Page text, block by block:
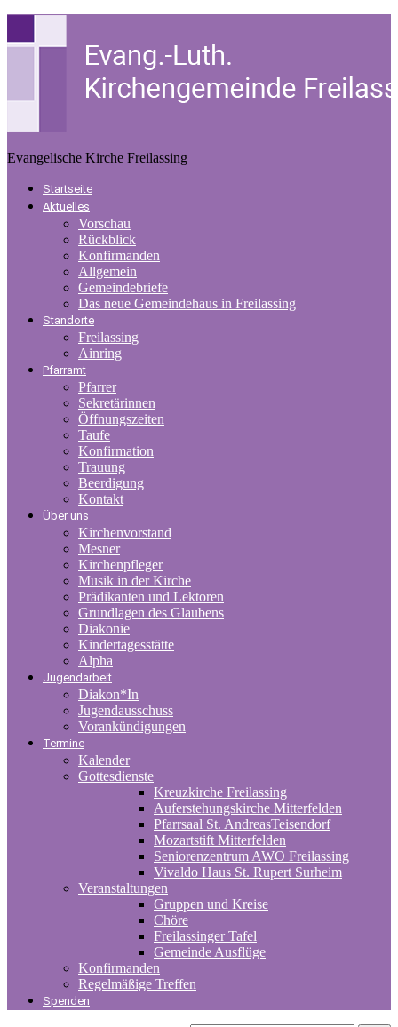
Evangelische Kirche Freilassing
Startseite
Aktuelles
Vorschau
Rückblick
Konfirmanden
Allgemein
Gemeindebriefe
Das neue Gemeindehaus in Freilassing
Standorte
Freilassing
Ainring
Pfarramt
Pfarrer
Sekretärinnen
Öffnungszeiten
Taufe
Konfirmation
Trauung
Beerdigung
Kontakt
Über uns
Kirchenvorstand
Mesner
Kirchenpfleger
Musik in der Kirche
Prädikanten und Lektoren
Grundlagen des Glaubens
Diakonie
Kindertagesstätte
Alpha
Jugendarbeit
Diakon*In
Jugendausschuss
Vorankündigungen
Termine
Kalender
Gottesdienste
Kreuzkirche Freilassing
Auferstehungskirche Mitterfelden
Pfarrsaal St. AndreasTeisendorf
Mozartstift Mitterfelden
Seniorenzentrum AWO Freilassing
Vivaldo Haus St. Rupert Surheim
Veranstaltungen
Gruppen und Kreise
Chöre
Freilassinger Tafel
Gemeinde Ausflüge
Konfirmanden
Regelmäßige Treffen
Spenden